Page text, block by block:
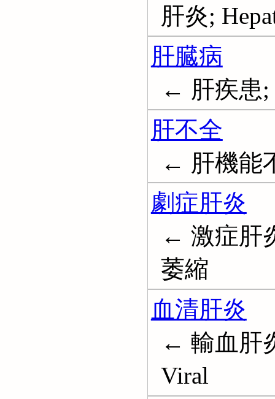
肝炎;
肝臓病
← 肝疾患;
肝不全
← 肝機能
劇症肝炎
← 激症肝
萎縮
血清肝炎
← 輸血肝
Viral